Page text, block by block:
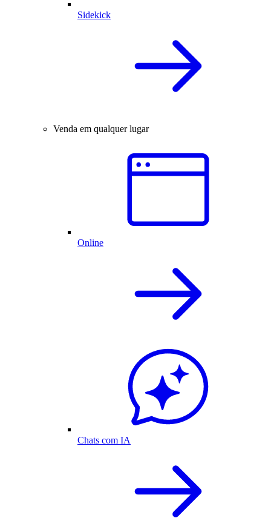
Sidekick
Venda em qualquer lugar
Online
Chats com IA